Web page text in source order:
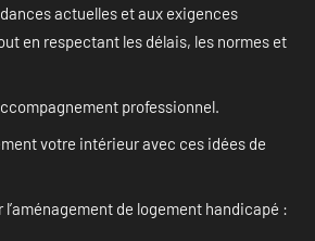
actuelles et aux exigences
en respectant les délais, les normes et
professionnel.
votre intérieur avec ces idées de
de logement handicapé :